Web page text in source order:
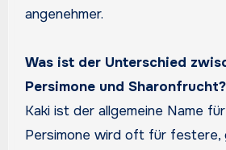
angenehmer.
Was ist der Unterschied
Persimone und Sharonfrucht?
Kaki ist der allgemeine Name
Persimone wird oft für festere,